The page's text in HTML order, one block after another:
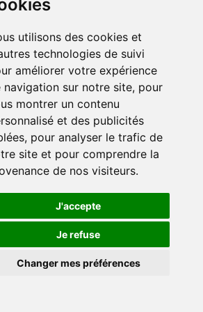
utilisons des cookies et
technologies de suivi
améliorer votre expérience
navigation sur notre site, pour
montrer un contenu
et des publicités
pour analyser le trafic de
site et pour comprendre la
de nos visiteurs.
J'accepte
Je refuse
Changer mes préférences
information)